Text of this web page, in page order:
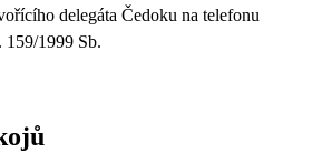
delegáta Čedoku na telefonu
159/1999 Sb.